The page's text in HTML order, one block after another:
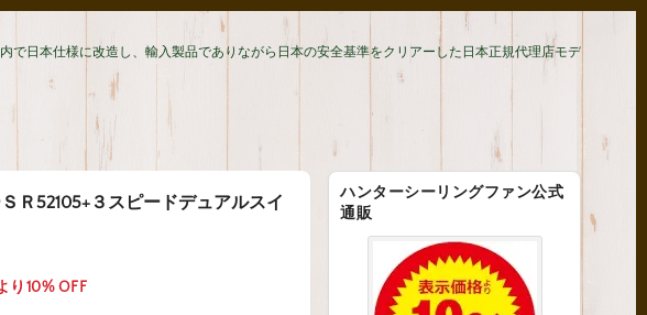
日本仕様に改造し、輸入製品でありながら日本の安全基準をクリアーした日本正規代理店モデ
Ｒ52105+３スピードデュアルスイ
り10% OFF
ハンターシーリングファン公式
通販